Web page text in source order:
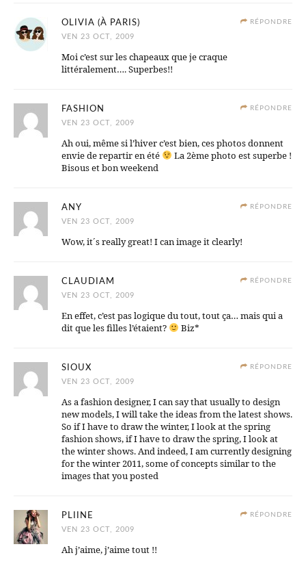
RÉPONDRE
OLIVIA (À PARIS)
VEN 23 OCT, 2009
Moi c’est sur les chapeaux que je craque
littéralement…. Superbes!!
RÉPONDRE
FASHION
VEN 23 OCT, 2009
Ah oui, même si l’hiver c’est bien, ces photos donnent
envie de repartir en été
La 2ème photo est superbe !
Bisous et bon weekend
RÉPONDRE
ANY
VEN 23 OCT, 2009
Wow, it´s really great! I can image it clearly!
RÉPONDRE
CLAUDIAM
VEN 23 OCT, 2009
En effet, c’est pas logique du tout, tout ça… mais qui a
dit que les filles l’étaient?
Biz*
RÉPONDRE
SIOUX
VEN 23 OCT, 2009
As a fashion designer, I can say that usually to design
new models, I will take the ideas from the latest shows.
So if I have to draw the winter, I look at the spring
fashion shows, if I have to draw the spring, I look at
the winter shows. And indeed, I am currently designing
for the winter 2011, some of concepts similar to the
images that you posted
RÉPONDRE
PLIINE
VEN 23 OCT, 2009
Ah j’aime, j’aime tout !!